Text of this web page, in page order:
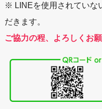
※ LINEを使用されていな
だきます。
ご協力の程、よろしくお願